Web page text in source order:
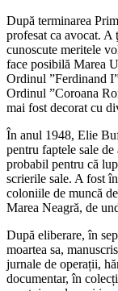
După terminarea
profesat ca avocat.
cunoscute meritele
face posibilă Marea
Ordinul ”Ferdinand
Ordinul ”Coroana
mai fost decorat cu
În anul 1948, Elie
pentru faptele sale
probabil pentru că
scrierile sale. A fost
coloniile de muncă
Marea Neagră, de
După eliberare, în
moartea sa,
jurnale de operații,
documentar, în